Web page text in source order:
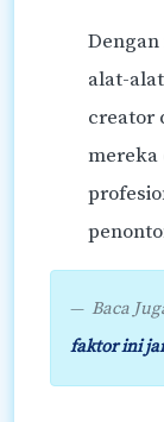
alat-
creator
mereka
Baca
faktor ini